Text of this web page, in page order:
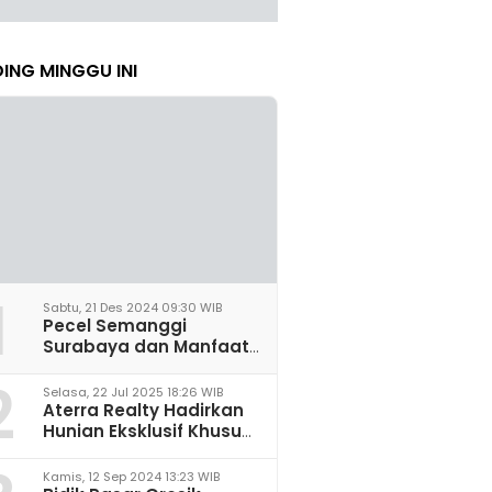
MINGGU INI
Sabtu, 21 Des 2024 09:30 WIB
Pecel Semanggi
Surabaya dan Manfaat
Saraf
Selasa, 22 Jul 2025 18:26 WIB
Aterra Realty Hadirkan
Hunian Eksklusif Khusus
Malang
Kamis, 12 Sep 2024 13:23 WIB